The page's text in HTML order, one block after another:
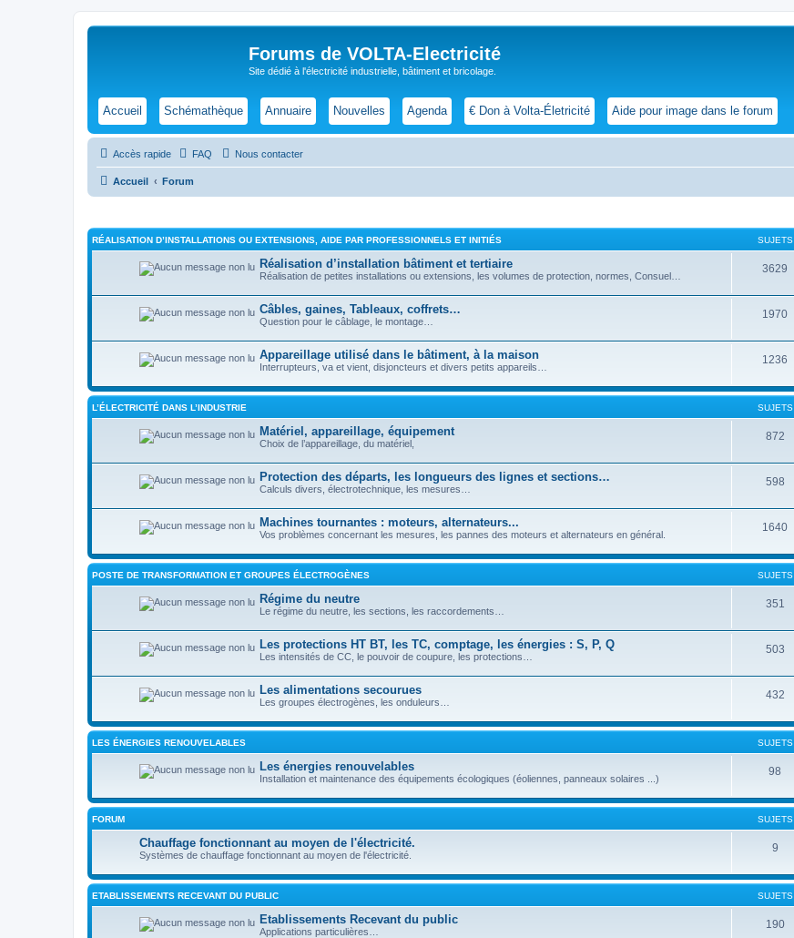
Forums de VOLTA-Electricité
Site dédié à l'électricité industrielle, bâtiment et bricolage.
Accueil Schémathèque Annuaire Nouvelles Agenda € Don à Volta-Életricité Aide pour image dans le forum
Accès rapide FAQ Nous contacter
Accueil Forum
RÉALISATION D’INSTALLATIONS OU EXTENSIONS, AIDE PAR PROFESSIONNELS ET INITIÉS SUJETS
Réalisation d’installation bâtiment et tertiaire
Réalisation de petites installations ou extensions, les volumes de protection, normes, Consuel…
3629
Câbles, gaines, Tableaux, coffrets…
Question pour le câblage, le montage…
1970
Appareillage utilisé dans le bâtiment, à la maison
Interrupteurs, va et vient, disjoncteurs et divers petits appareils…
1236
L’ÉLECTRICITÉ DANS L’INDUSTRIE SUJETS
Matériel, appareillage, équipement
Choix de l’appareillage, du matériel,
872
Protection des départs, les longueurs des lignes et sections…
Calculs divers, électrotechnique, les mesures…
598
Machines tournantes : moteurs, alternateurs...
Vos problèmes concernant les mesures, les pannes des moteurs et alternateurs en général.
1640
POSTE DE TRANSFORMATION ET GROUPES ÉLECTROGÈNES SUJETS
Régime du neutre
Le régime du neutre, les sections, les raccordements…
351
Les protections HT BT, les TC, comptage, les énergies : S, P, Q
Les intensités de CC, le pouvoir de coupure, les protections…
503
Les alimentations secourues
Les groupes électrogènes, les onduleurs…
432
LES ÉNERGIES RENOUVELABLES SUJETS
Les énergies renouvelables
Installation et maintenance des équipements écologiques (éoliennes, panneaux solaires ...)
98
FORUM SUJETS
Chauffage fonctionnant au moyen de l'électricité.
Systèmes de chauffage fonctionnant au moyen de l'électricité.
9
ETABLISSEMENTS RECEVANT DU PUBLIC SUJETS
Etablissements Recevant du public
Applications particulières…
190